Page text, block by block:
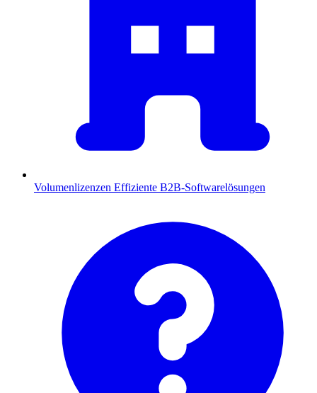
Volumenlizenzen Effiziente B2B-Softwarelösungen